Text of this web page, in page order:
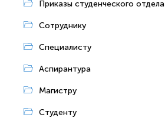
Приказы студенческого
Сотруднику
Специалисту
Аспирантура
Магистру
Студенту